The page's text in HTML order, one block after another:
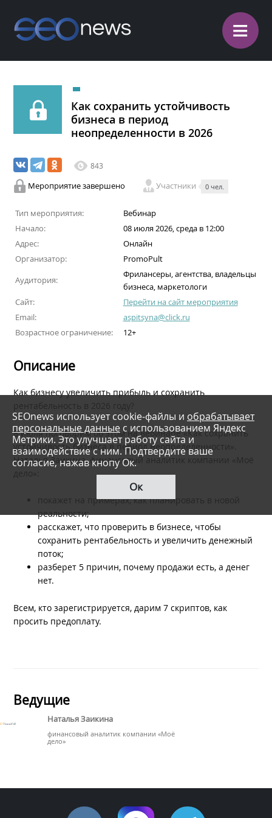
≡
Как сохранить устойчивость
бизнеса в период
неопределенности в 2026
843
Мероприятие завершено Участники 0 чел.
Тип мероприятия:
Вебинар
Начало:
08 июля 2026, среда в 12:00
Адрес:
Онлайн
Организатор:
PromoPult
Аудитория:
Фрилансеры, агентства, владельцы
бизнеса, маркетологи
Сайт:
Перейти на сайт мероприятия
Email:
aspitsyna@click.ru
Возрастное ограничение:
12+
Описание
Как бизнесу увеличить прибыль и сохранить
рентабельность в 2026 году?
8 июля поговорим об этом на вебинаре «Как сохранить
устойчивость бизнеса в период неопределенности».
Наталья Заикина, финансовый аналитик компании «Моё
дело»:
покажет на примерах, как планировать в новой
реальности;
расскажет, что проверить в бизнесе, чтобы
сохранить рентабельность и увеличить денежный
поток;
разберет 5 причин, почему продажи есть, а денег
нет.
Всем, кто зарегистрируется, дарим 7 скриптов, как
просить предоплату.
Ведущие
Наталья Заикина
финансовый аналитик компании «Моё
дело»
SEOnews использует cookie-файлы и обрабатывает
персональные данные с использованием Яндекс
Метрики. Это улучшает работу сайта и
взаимодействие с ним. Подтвердите ваше
согласие, нажав кнопу Ок.
Ок